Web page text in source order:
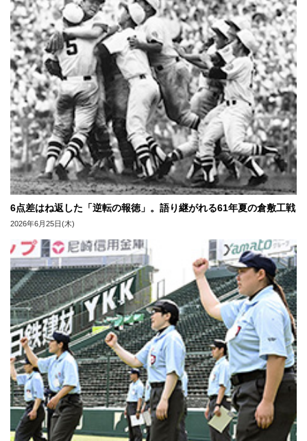
6点差はね返した「逆転の報徳」。語り継がれる61年夏の倉敷工戦
2026年6月25日(木)